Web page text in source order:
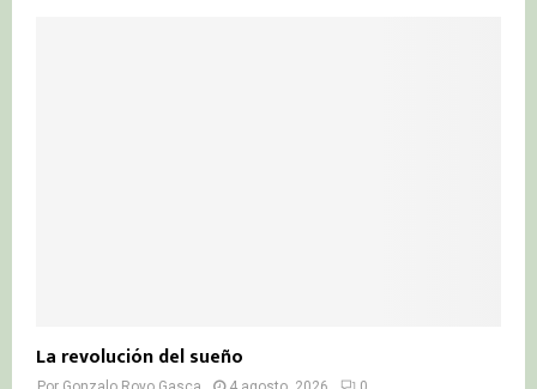
La revolución del sueño